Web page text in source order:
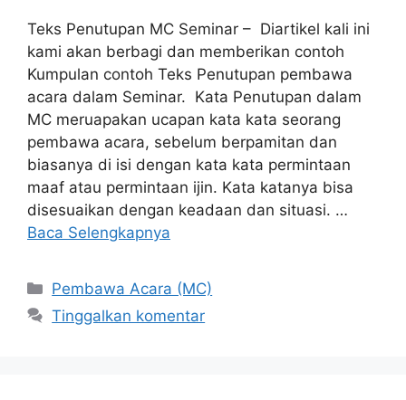
Teks Penutupan MC Seminar – Diartikel kali ini
kami akan berbagi dan memberikan contoh
Kumpulan contoh Teks Penutupan pembawa
acara dalam Seminar. Kata Penutupan dalam
MC meruapakan ucapan kata kata seorang
pembawa acara, sebelum berpamitan dan
biasanya di isi dengan kata kata permintaan
maaf atau permintaan ijin. Kata katanya bisa
disesuaikan dengan keadaan dan situasi. …
Baca Selengkapnya
Kategori
Pembawa Acara (MC)
Tinggalkan komentar